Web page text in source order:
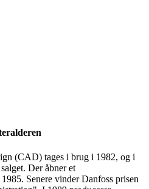
(CAD) tages i brug i 1982, og i
Der åbner et
Senere vinder Danfoss prisen